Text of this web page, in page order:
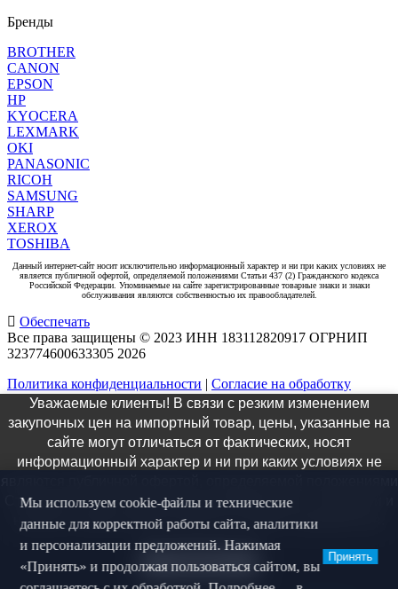
Бренды
BROTHER
CANON
EPSON
HP
KYOCERA
LEXMARK
OKI
PANASONIC
RICOH
SAMSUNG
SHARP
XEROX
TOSHIBA
Данный интернет-сайт носит исключительно информационный характер и ни при каких условиях не
является публичной офертой, определяемой положениями Статьи 437 (2) Гражданского кодекса
Российской Федерации. Упоминаемые на сайте зарегистрированные товарные знаки и знаки
обслуживания являются собственностью их правообладателей.
Обеспечать
Все права защищены © 2023 ИНН 183112820917 ОГРНИП
323774600633305 2026
Политика конфиденциальности | Согласие на обработку
персональных данных |Согласие на рекламную
Заказ звонка
Я даю согласие наобработку персональных данных
Мы используем cookie-файлы и технические
данные для корректной работы сайта, аналитики
и персонализации предложений. Нажимая
«Принять» и продолжая пользоваться сайтом, вы
Принять
Уважаемые клиенты! В связи с резким изменением
закупочных цен на импортный товар, цены, указанные на
сайте могут отличаться от фактических, носят
информационный характер и ни при каких условиях не
Статьи 437 ГК РФ. Актуальную информацию о стоимости и
наличии товара можно получить у наших специалистов.
Понятно